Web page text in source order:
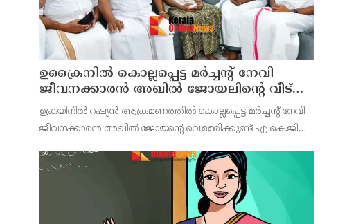
ഉക്രൈനിൽ കൊല്ലപ്പെട്ട മർച്ചന്റ് നേവി
ജീവനക്കാരൻ അഖിൽ ജോയലിന്റെ വീട്
മന്ത്രി അനൂപ് ജേക്കബ്ബ് സന്ദർശിച്ചു
ഉക്രയിനിൽ റഷ്യൻ ആക്രമണത്തിൽ കൊല്ലപ്പെട്ട മർച്ചന്റ് നേവി
ജീവനക്കാരൻ അഖിൽ ജോയന്റെ വെള്ളരിക്കുണ്ട് എ.കെ.ജി
ജേക്കബ്ബ് സന്ദർശിച്ചു.